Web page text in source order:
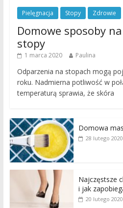
Pielęgnacja Stopy Zdrowie
Domowe sposoby
stopy
1 marca 2020 Paulina
Odparzenia na stopach mogą
roku. Nadmierna potliwość w
temperaturą sprawia, że skóra
Domowa
28 lutego 2020
Najczęstsze
i jak
20 lutego 2020